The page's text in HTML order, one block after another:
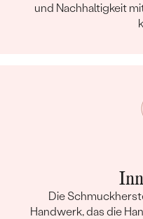
und Nachhaltigkeit
Die
Handwerk, das die